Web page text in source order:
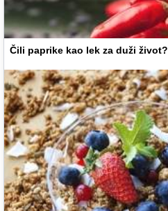
Čili paprike kao lek za duži život?